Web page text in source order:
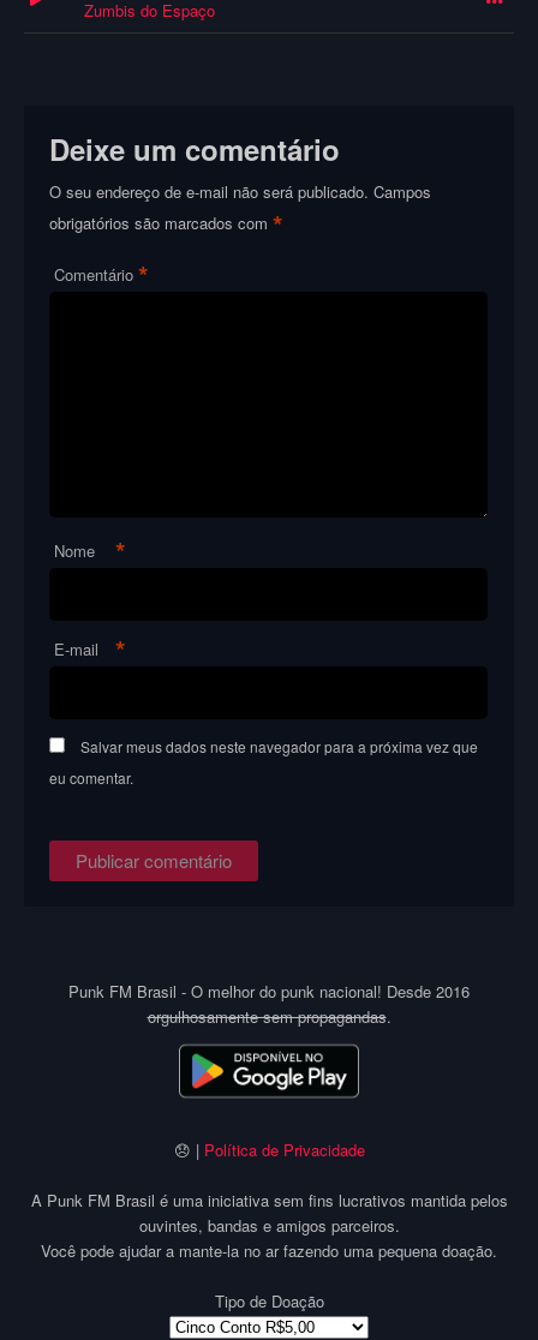
Zumbis do Espaço
Deixe um comentário
O seu endereço de e-mail não será publicado. Campos
obrigatórios são marcados com*
Comentário *
Nome *
E-mail *
Salvar meus dados neste navegador para a próxima vez que
eu comentar.
Punk FM Brasil - O melhor do punk nacional! Desde 2016
orgulhosamente sem propagandas.
😞 | Política de Privacidade
A Punk FM Brasil é uma iniciativa sem fins lucrativos mantida pelos
ouvintes, bandas e amigos parceiros.
Você pode ajudar a mante-la no ar fazendo uma pequena doação.
Tipo de Doação